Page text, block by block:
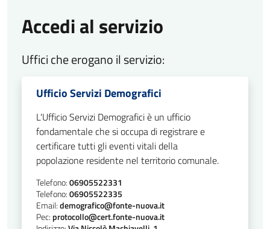
Accedi al servizio
Uffici che erogano il servizio:
Ufficio Servizi Demografici
L'Ufficio Servizi Demografici è un ufficio
fondamentale che si occupa di registrare e
certificare tutti gli eventi vitali della
popolazione residente nel territorio comunale.
Telefono:06905522331
Telefono:06905522335
Email:demografico@fonte-nuova.it
Pec: protocollo@cert.fonte-nuova.it